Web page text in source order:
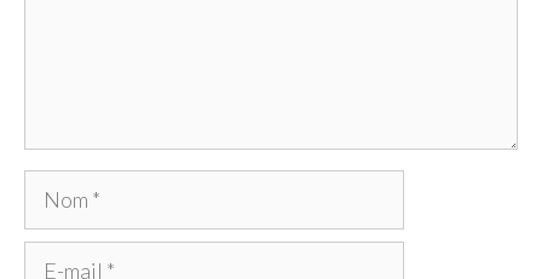
Nom